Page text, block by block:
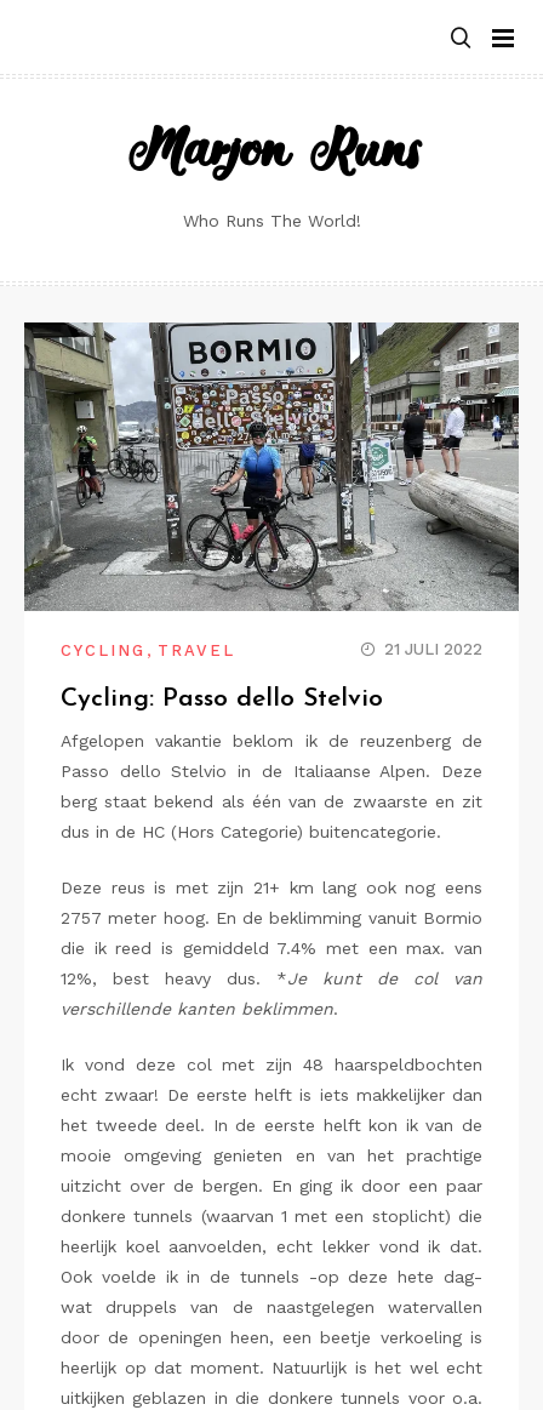
content
Marjon Runs
Who Runs The World!
CYCLING , TRAVEL 21 JULI 2022
Cycling: Passo dello Stelvio
Afgelopen vakantie beklom ik de reuzenberg de
Passo dello Stelvio in de Italiaanse Alpen. Deze
berg staat bekend als één van de zwaarste en zit
dus in de HC (Hors Categorie) buitencategorie.
Deze reus is met zijn 21+ km lang ook nog eens
2757 meter hoog. En de beklimming vanuit Bormio
die ik reed is gemiddeld 7.4% met een max. van
12%, best heavy dus. *Je kunt de col van
verschillende kanten beklimmen.
Ik vond deze col met zijn 48 haarspeldbochten
echt zwaar! De eerste helft is iets makkelijker dan
het tweede deel. In de eerste helft kon ik van de
mooie omgeving genieten en van het prachtige
uitzicht over de bergen. En ging ik door een paar
donkere tunnels (waarvan 1 met een stoplicht) die
heerlijk koel aanvoelden, echt lekker vond ik dat.
Ook voelde ik in de tunnels -op deze hete dag-
wat druppels van de naastgelegen watervallen
door de openingen heen, een beetje verkoeling is
heerlijk op dat moment. Natuurlijk is het wel echt
uitkijken geblazen in die donkere tunnels voor o.a.